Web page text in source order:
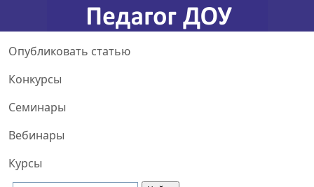
Опубликовать статью
Конкурсы
Семинары
Вебинары
Курсы